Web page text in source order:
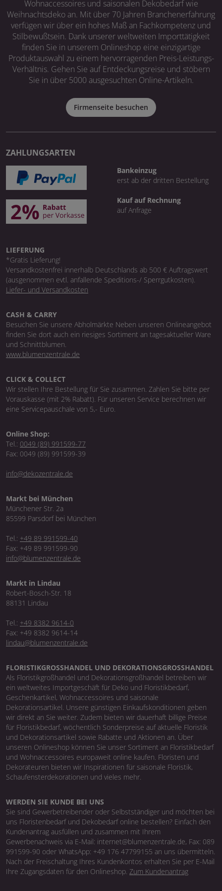
Wohnaccessoires und saisonalen Dekobedarf wie
Weihnachtsdeko an. Mit über 70 Jahren Branchenerfahrung
verfügen wir über ein hohes Maß an Fachkompetenz und
Stilbewußtsein. Dank unserer weltweiten Importtätigkeit
finden Sie in unserem Onlineshop eine einzigartige
Produktauswahl zu einem hervorragenden Preis-Leistungs-
Verhältnis. Gehen Sie auf Entdeckungsreise und stöbern
Sie in über 5000 ausgesuchten Online-Artikeln.
Firmenseite besuchen
ZAHLUNGSARTEN
Bankeinzug
erst ab der dritten Bestellung
Kauf auf Rechnung
auf Anfrage
LIEFERUNG
*Gratis Lieferung!
Versandkostenfrei innerhalb Deutschlands ab 500 € Auftragswert
(ausgenommen evtl. anfallende Speditions-/ Sperrgutkosten).
Liefer- und Versandkosten
CASH & CARRY
Besuchen Sie unsere Abholmärkte Neben unseren Onlineangebot
finden Sie dort auch ein riesiges Sortiment an tagesaktueller Ware
und Schnittblumen.
www.blumenzentrale.de
CLICK & COLLECT
Wir stellen Ihre Bestellung für Sie zusammen. Zahlen Sie bitte per
Vorauskasse (mit 2% Rabatt). Für unseren Service berechnen wir
eine Servicepauschale von 5,- Euro.
Online Shop:
Tel.: 0049 (89) 991599-77
Fax: 0049 (89) 991599-39
info@dekozentrale.de
Markt bei München
Münchener Str. 2a
85599 Parsdorf bei München
Tel.: +49 89 991599-40
Fax: +49 89 991599-90
info@blumenzentrale.de
Markt in Lindau
Robert-Bosch-Str. 18
88131 Lindau
Tel.: +49 8382 9614-0
Fax: +49 8382 9614-14
lindau@blumenzentrale.de
FLORISTIKGROSSHANDEL UND DEKORATIONSGROSSHANDEL
Als Floristikgroßhandel und Dekorationsgroßhandel betreiben wir
ein weltweites Importgeschäft für Deko und Floristikbedarf,
Geschenkartikel, Wohnaccessoires und saisonale
Dekorationsartikel. Unsere günstigen Einkaufskonditionen geben
wir direkt an Sie weiter. Zudem bieten wir dauerhaft billige Preise
für Floristikbedarf, wöchentlich Sonderpreise auf aktuelle Floristik
und Dekorationsartikel sowie Rabatte und Aktionen an. Über
unseren Onlineshop können Sie unser Sortiment an Floristikbedarf
und Wohnaccessoires europaweit online kaufen. Floristen und
Dekorateuren bieten wir Inspirationen für saisonale Floristik,
Schaufensterdekorationen und vieles mehr.
WERDEN SIE KUNDE BEI UNS
Sie sind Gewerbetreibender oder Selbstständiger und möchten bei
uns Floristenbedarf und Dekobedarf online bestellen? Einfach den
Kundenantrag ausfüllen und zusammen mit Ihrem
Gewerbenachweis via E-Mail: internet@blumenzentrale.de, Fax: 089
991599-90 oder WhatsApp: +49 176 47799155 an uns übermitteln.
Nach der Freischaltung Ihres Kundenkontos erhalten Sie per E-Mail
Ihre Zugangsdaten für den Onlineshop. Zum Kundenantrag